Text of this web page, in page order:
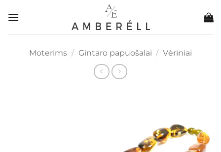
Moterims / Gintaro papuošalai / Vėriniai